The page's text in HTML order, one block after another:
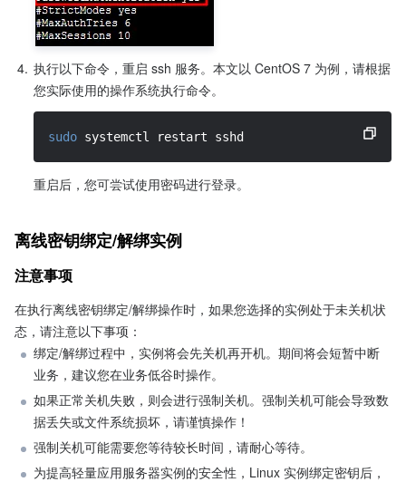
4. 执行以下命令，重启 ssh 服务。本文以 CentOS 7 为例，请根据
您实际使用的操作系统执行命令。
sudo systemctl restart sshd
重启后，您可尝试使用密码进行登录。
离线密钥绑定/解绑实例
注意事项
在执行离线密钥绑定/解绑操作时，如果您选择的实例处于未关机状
态，请注意以下事项：
绑定/解绑过程中，实例将会先关机再开机。期间将会短暂中断
业务，建议您在业务低谷时操作。
如果正常关机失败，则会进行强制关机。强制关机可能会导致数
据丢失或文件系统损坏，请谨慎操作！
强制关机可能需要您等待较长时间，请耐心等待。
为提高轻量应用服务器实例的安全性，Linux 实例绑定密钥后，